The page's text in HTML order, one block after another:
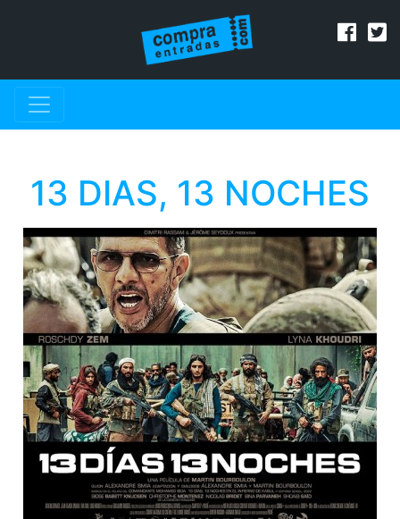
13 DIAS, 13 NOCHES